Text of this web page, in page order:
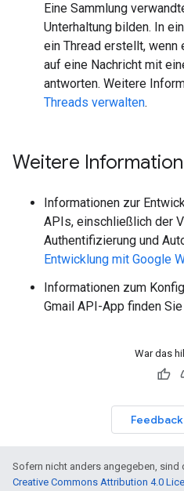
Eine Sammlung
Unterhaltung bilden. In
ein Thread erstellt, wenn
auf eine Nachricht mit
antworten. Weitere
Threads verwalten.
Weitere
Informationen zur
APIs, einschließlich der
Authentifizierung und
Entwicklung mit Google
Informationen zum
Gmail API-App finden
War das
Sofern nicht anders angegeben, sind
Creative Commons Attribution 4.0